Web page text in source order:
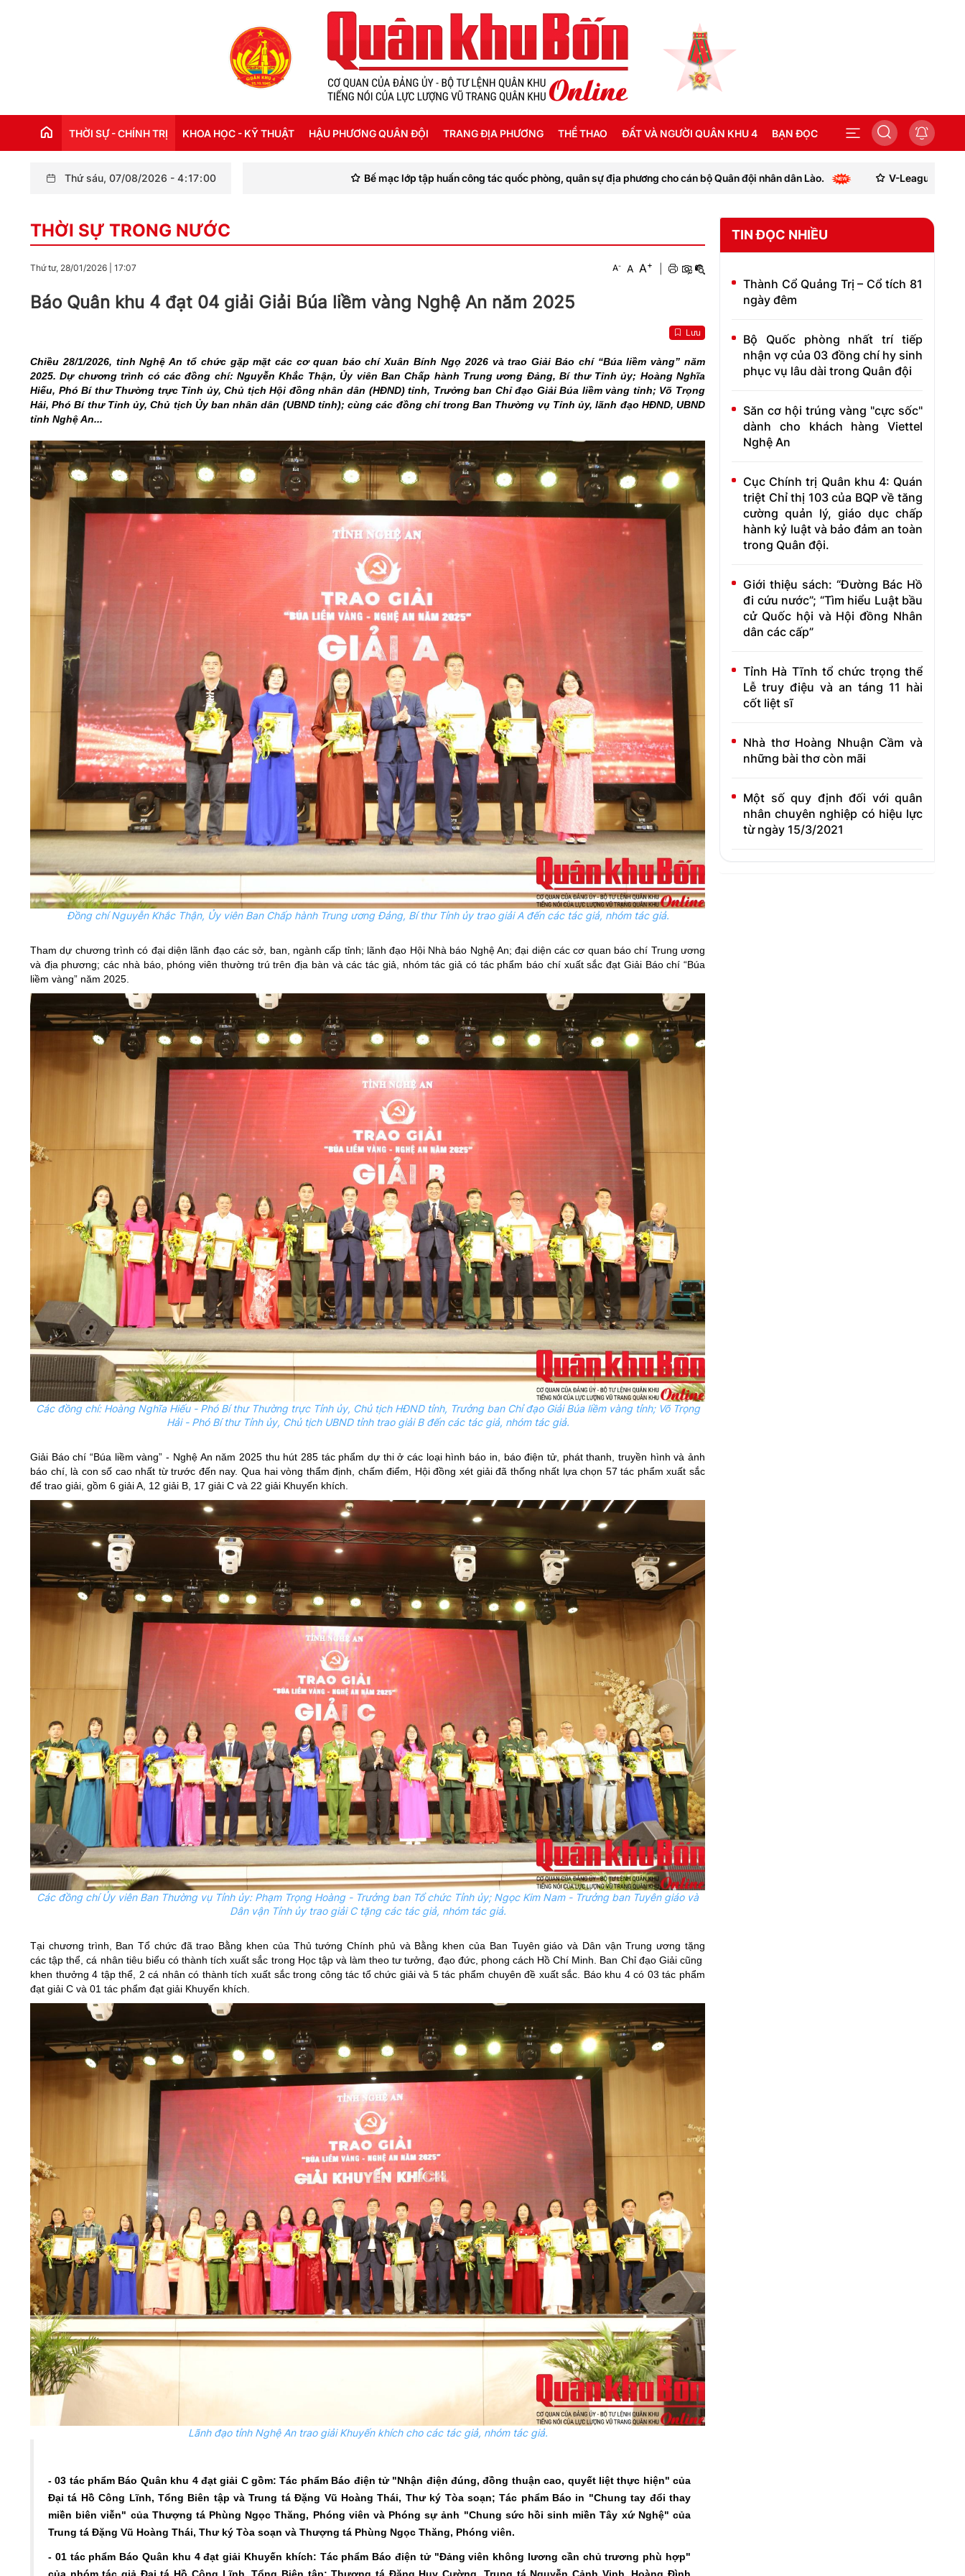
THỜI SỰ - CHÍNH TRỊ
THỜI SỰ QUỐC TẾ
KỶ NIỆM 110 NĂM NGÀY BÁC HỒ RA ĐI
CHÀO MỪNG KỶ NIỆM 75 NĂM NGÀY
TRUYỀN THỐNG LỰC LƯỢNG VŨ TRANG
QUÂN KHU 4 (15/10/1945 - 15/10/2020)
KHOA HỌC - KỸ THUẬT HẬU PHƯƠNG QUÂN ĐỘI TRANG ĐỊA PHƯƠNG
QUẢNG TRỊ
THỂ THAO ĐẤT VÀ NGƯỜI QUÂN KHU 4 BẠN ĐỌC
Thứ sáu, 07/08/2026 - 4:17:03 Bế mạc lớp tập huấn công tác quốc phòng, quân sự địa phương cho cán bộ Quân đội nhân dân Lào. V-League 2026-2027 thay đổi quy
THỜI SỰ TRONG NƯỚC
Thứ tư, 28/01/2026 17:07 A- A A+
Báo Quân khu 4 đạt 04 giải Giải Búa liềm vàng Nghệ An năm 2025
Lưu
Chiều 28/1/2026, tỉnh Nghệ An tổ chức gặp mặt các cơ quan báo chí Xuân Bính Ngọ 2026 và trao Giải Báo chí “Búa liềm vàng” năm
2025. Dự chương trình có các đồng chí: Nguyễn Khắc Thận, Ủy viên Ban Chấp hành Trung ương Đảng, Bí thư Tỉnh ủy; Hoàng Nghĩa
Hiếu, Phó Bí thư Thường trực Tỉnh ủy, Chủ tịch Hội đồng nhân dân (HĐND) tỉnh, Trưởng ban Chỉ đạo Giải Búa liềm vàng tỉnh; Võ Trọng
Hải, Phó Bí thư Tỉnh ủy, Chủ tịch Ủy ban nhân dân (UBND tỉnh); cùng các đồng chí trong Ban Thường vụ Tỉnh ủy, lãnh đạo HĐND, UBND
tỉnh Nghệ An...
Đồng chí Nguyễn Khắc Thận, Ủyviên Ban Chấp hành Trung ương Đảng, Bí thư Tỉnh ủytrao giải A đến các tác giả, nhóm tác giả.
Tham dự chương trình có đại diện lãnh đạo các sở, ban, ngành cấp tỉnh; lãnh đạo Hội Nhà báo Nghệ An; đại diện các cơ quan báo chí Trung ương
và địa phương; các nhà báo, phóng viên thường trú trên địa bàn và các tác giả, nhóm tác giả có tác phẩm báo chí xuất sắc đạt Giải Báo chí “Búa
liềm vàng” năm 2025.
Các đồng chí: Hoàng Nghĩa Hiếu - Phó Bí thư Thường trực Tỉnh ủy, Chủ tịch HĐND tỉnh, Trưởng ban Chỉ đạo Giải Búa liềm vàng tỉnh; Võ Trọng
Hải - Phó Bí thư Tỉnh ủy, Chủ tịch UBND tỉnh trao giải B đến các tác giả, nhóm tác giả.
Giải Báo chí “Búa liềm vàng” - Nghệ An năm 2025 thu hút 285 tác phẩm dự thi ở các loại hình báo in, báo điện tử, phát thanh, truyền hình và ảnh
báo chí, là con số cao nhất từ trước đến nay. Qua hai vòng thẩm định, chấm điểm, Hội đồng xét giải đã thống nhất lựa chọn 57 tác phẩm xuất sắc
để trao giải, gồm 6 giải A, 12 giải B, 17 giải C và 22 giải Khuyến khích.
Các đồng chíỦyviên Ban Thường vụ Tỉnh ủy: Phạm Trọng Hoàng - Trưởng ban Tổ chức Tỉnh ủy; Ngọc Kim Nam - Trưởng ban Tuyên giáo và
Dân vận Tỉnh ủytrao giải C tặng các tác giả, nhóm tác giả.
Tại chương trình, Ban Tổ chức đã trao Bằng khen của Thủ tướng Chính phủ và Bằng khen của Ban Tuyên giáo và Dân vận Trung ương tặng
các tập thể, cá nhân tiêu biểu có thành tích xuất sắc trong Học tập và làm theo tư tưởng, đạo đức, phong cách Hồ Chí Minh. Ban Chỉ đạo Giải cũng
khen thưởng 4 tập thể, 2 cá nhân có thành tích xuất sắc trong công tác tổ chức giải và 5 tác phẩm chuyên đề xuất sắc. Báo khu 4 có 03 tác phẩm
đạt giải C và 01 tác phẩm đạt giải Khuyến khích.
Lãnh đạo tỉnh Nghệ An trao giải Khuyến khích cho các tác giả, nhóm tác giả.
- 03 tác phẩm Báo Quân khu 4 đạt giải C gồm: Tác phẩm Báo điện tử "Nhận điện đúng, đồng thuận cao, quyết liệt thực hiện" của
Đại tá Hồ Công Lĩnh, Tổng Biên tập và Trung tá Đặng Vũ Hoàng Thái, Thư ký Tòa soạn; Tác phẩm Báo in "Chung tay đổi thay
miền biên viễn" của Thượng tá Phùng Ngọc Thăng, Phóng viên và Phóng sự ảnh "Chung sức hồi sinh miền Tây xứ Nghệ" của
Trung tá Đặng Vũ Hoàng Thái, Thư ký Tòa soạn và Thượng tá Phùng Ngọc Thăng, Phóng viên.
- 01 tác phẩm Báo Quân khu 4đạt giải Khuyến khích: Tác phẩm Báo điện tử "Đảng viên không lương cần chủ trương phù hợp"
của nhóm tác giả Đại tá Hồ Công Lĩnh, Tổng Biên tập; Thượng tá Đặng Huy Cường, Trung tá Nguyễn Cảnh Vinh, Hoàng Đình
TIN ĐỌC NHIỀU
Thành Cổ Quảng Trị – Cổ tích 81
ngày đêm
Bộ Quốc phòng nhất trí tiếp
nhận vợ của 03 đồng chí hy sinh
phục vụ lâu dài trong Quân đội
Săn cơ hội trúng vàng "cực sốc"
dành cho khách hàng Viettel
Nghệ An
Cục Chính trị Quân khu 4: Quán
triệt Chỉ thị 103 của BQP về tăng
cường quản lý, giáo dục chấp
hành kỷ luật và bảo đảm an toàn
trong Quân đội.
Giới thiệu sách: “Đường Bác Hồ
đi cứu nước”; “Tìm hiểu Luật bầu
cử Quốc hội và Hội đồng Nhân
dân các cấp”
Tỉnh Hà Tĩnh tổ chức trọng thể
Lễ truy điệu và an táng 11 hài
cốt liệt sĩ
Nhà thơ Hoàng Nhuận Cầm và
những bài thơ còn mãi
Một số quy định đối với quân
nhân chuyên nghiệp có hiệu lực
từ ngày 15/3/2021